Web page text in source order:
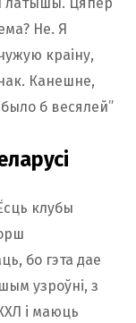
Не. Я
краіну,
Канешне,
б весялей”
клубы
бо гэта дае
узроўні, з
і маюць